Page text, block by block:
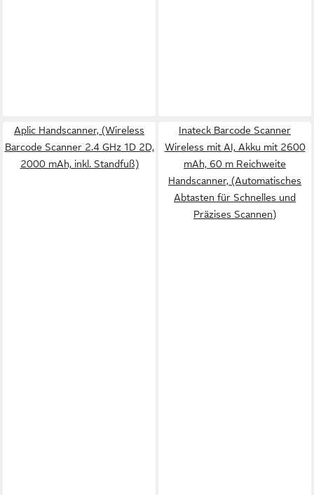
Aplic Handscanner, (Wireless
Barcode Scanner 2.4 GHz 1D 2D,
2000 mAh, inkl. Standfuß)
Inateck Barcode Scanner
Wireless mit AI, Akku mit 2600
mAh, 60 m Reichweite
Handscanner, (Automatisches
Abtasten für Schnelles und
Präzises Scannen)